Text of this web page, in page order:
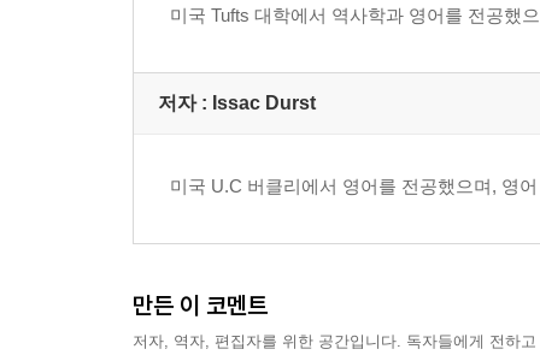
미국 Tufts 대학에서 역사학과 영어를 전공했
저자 : Issac Durst
미국 U.C 버클리에서 영어를 전공했으며, 영
만든 이 코멘트
저자, 역자, 편집자를 위한 공간입니다. 독자들에게 전하